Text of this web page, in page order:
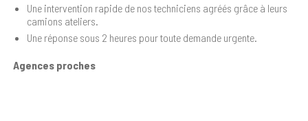
Agences proches
Une intervention rapide de nos techniciens agréés grâce à leurs
camions ateliers.
Une réponse sous 2 heures pour toute demande urgente.